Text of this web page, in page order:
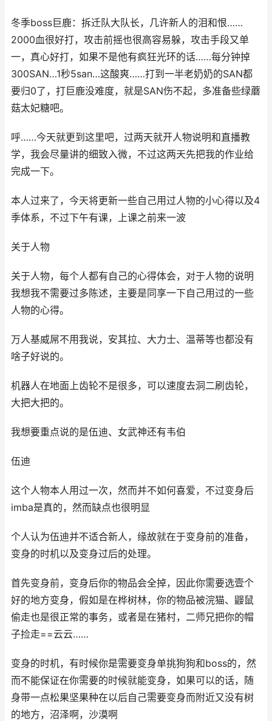
冬季boss巨鹿：拆迁队大队长，几许新人的泪和恨……
2000血很好打，攻击前摇也很高容易躲，攻击手段又单
一，真心好打，如果不是他有疯狂光环的话……每分钟掉
300SAN…1秒5san…这酸爽……打到一半老奶奶的SAN都
要归0了，打巨鹿没难度，就是SAN伤不起，多准备些绿蘑
菇太妃糖吧。
呼……今天就更到这里吧，过两天就开人物说明和直播教
学，我会尽量讲的细致入微，不过这两天先把我的作业给
完成一下。
本人过来了，今天将更新一些自己用过人物的小心得以及4
季体系，不过下午有课，上课之前来一波
关于人物
关于人物，每个人都有自己的心得体会，对于人物的说明
我想我不需要过多陈述，主要是同享一下自己用过的一些
人物的心得。
万人基威屌不用我说，安其拉、大力士、温蒂等也都没有
啥子好说的。
机器人在地面上齿轮不是很多，可以速度去洞二刷齿轮，
大把大把的。
我想要重点说的是伍迪、女武神还有韦伯
伍迪
这个人物本人用过一次，然而并不如何喜爱，不过变身后
imba是真的，然而缺点也很明显
个人认为伍迪并不适合新人，缘故就在于变身前的准备，
变身的时机以及变身过后的处理。
首先变身前，变身后你的物品会全掉，因此你需要选壹个
好的地方变身，假如是在桦树林，你的物品被浣猫、鼹鼠
偷走也是很正常的事务，或者是在猪村，二师兄把你的帽
子捡走==云云……
变身的时机，有时候你是需要变身单挑狗狗和boss的，然
而不能保证在你需要的时候就能变身，如果可以的话，随
身带一点松果坚果种在以后自己需要变身而附近又没有树
的地方，沼泽啊，沙漠啊